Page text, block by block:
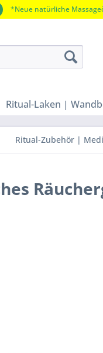
*Neue natürliche
Ritual-Laken |
Ritual-Zubehör |